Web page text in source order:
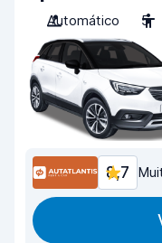
Automático
5
8,7